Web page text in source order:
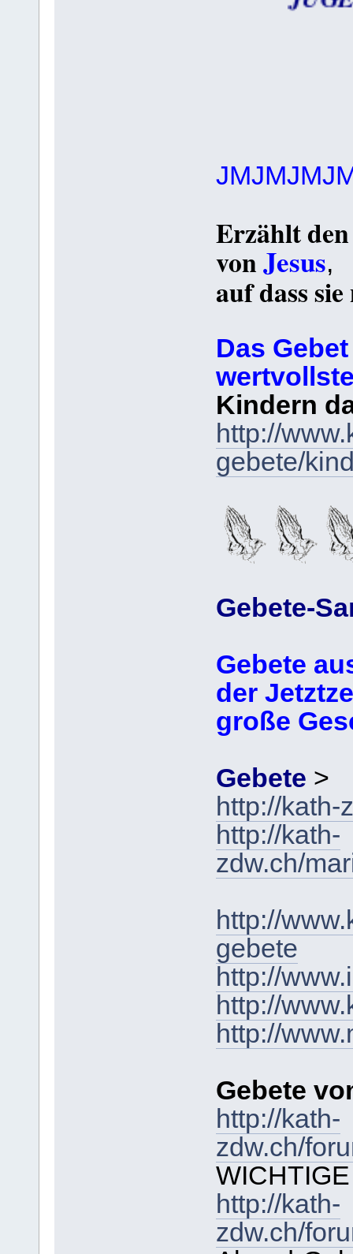
Erzählt
vonJesus,
auf dass
Das
Kindern
http://
gebete/
Gebete-
Gebete
der
große
Gebete >
http://kath-
http://kath-
zdw.ch/
http://
gebete
http://
http://
http://
Gebete
http://kath-
zdw.ch/
http://kath-
zdw.ch/